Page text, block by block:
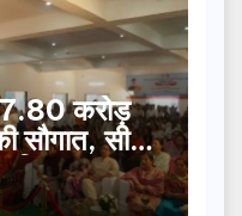
करोड़
सौगात, सीएम
शिलान्यास.